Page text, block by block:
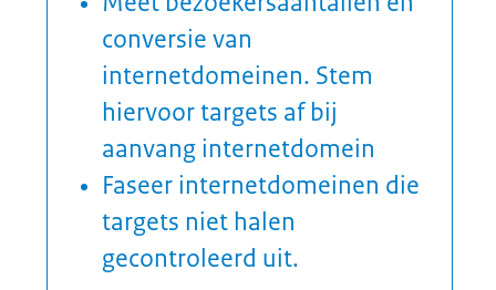
de levenscyclus en het
gebruiksdoel.
Lees meer